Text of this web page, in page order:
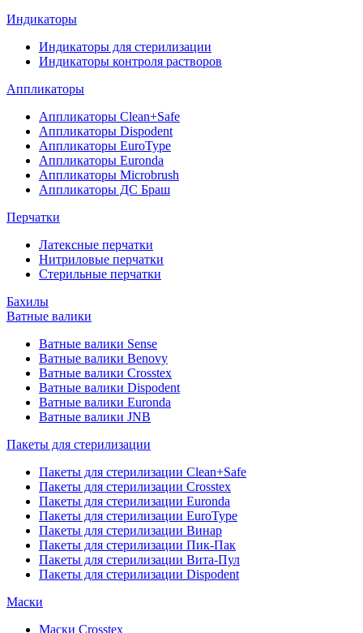
Индикаторы
Индикаторы для стерилизации
Индикаторы контроля растворов
Аппликаторы
Аппликаторы Clean+Safe
Аппликаторы Dispodent
Аппликаторы EuroType
Аппликаторы Euronda
Аппликаторы Microbrush
Аппликаторы ДС Браш
Перчатки
Латексные перчатки
Нитриловые перчатки
Стерильные перчатки
Бахилы
Ватные валики
Ватные валики Sense
Ватные валики Benovy
Ватные валики Crosstex
Ватные валики Dispodent
Ватные валики Euronda
Ватные валики JNB
Пакеты для стерилизации
Пакеты для стерилизации Clean+Safe
Пакеты для стерилизации Crosstex
Пакеты для стерилизации Euronda
Пакеты для стерилизации EuroType
Пакеты для стерилизации Винар
Пакеты для стерилизации Пик-Пак
Пакеты для стерилизации Вита-Пул
Пакеты для стерилизации Dispodent
Маски
Маски Crosstex